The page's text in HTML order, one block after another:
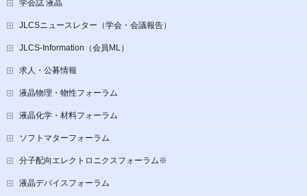
学会誌 液晶
JLCSニュースレター（学会・会議報告）
JLCS-Information（会員ML）
求人・公募情報
液晶物理・物性フォーラム
液晶化学・材料フォーラム
ソフトマターフォーラム
分子配向エレクトロニクスフォーラム※
液晶デバイスフォーラム